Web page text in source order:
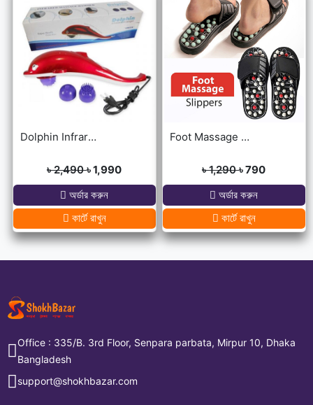
Dolphin Infrared Body Massager
৳ 2,490৳ 1,990
অর্ডার করুন
কার্টে রাখুন
Foot Massage Slippers
৳ 1,290৳ 790
অর্ডার করুন
কার্টে রাখুন
Office : 335/B. 3rd Floor, Senpara parbata, Mirpur 10, Dhaka
Bangladesh
support@shokhbazar.com